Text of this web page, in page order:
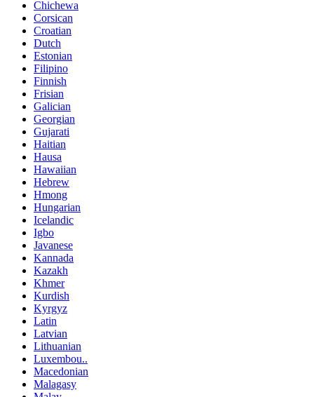
Chichewa
Corsican
Croatian
Dutch
Estonian
Filipino
Finnish
Frisian
Galician
Georgian
Gujarati
Haitian
Hausa
Hawaiian
Hebrew
Hmong
Hungarian
Icelandic
Igbo
Javanese
Kannada
Kazakh
Khmer
Kurdish
Kyrgyz
Latin
Latvian
Lithuanian
Luxembou..
Macedonian
Malagasy